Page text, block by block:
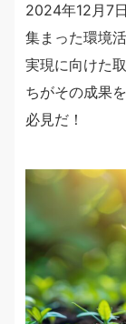
2024年12月7
集まった環境
実現に向けた
ちがその成果
必見だ！